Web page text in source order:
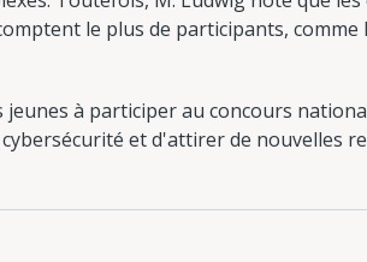
le plus de participants, comme
à participer au concours
et d'attirer de nouvelles